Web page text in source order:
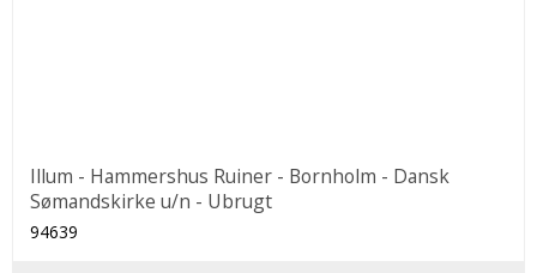
Illum - Hammershus Ruiner - Bornholm - Dansk
Sømandskirke u/n - Ubrugt
94639